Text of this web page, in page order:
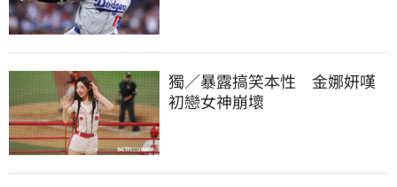
獨／暴露搞笑本性　金娜妍嘆
初戀女神崩壞